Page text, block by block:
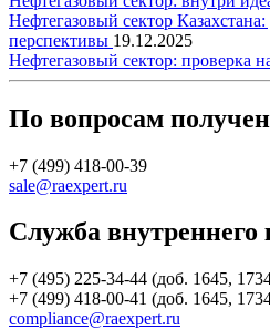
Нефтегазовый сектор
перспективы 19.12.2025
Нефтегазовый сектор: проверка
По вопросам
+7 (499) 418-00-39
sale@raexpert.ru
Служба внутреннего
+7 (495) 225-34-44 (доб. 1645,
+7 (499) 418-00-41 (доб. 1645,
compliance@raexpert.ru